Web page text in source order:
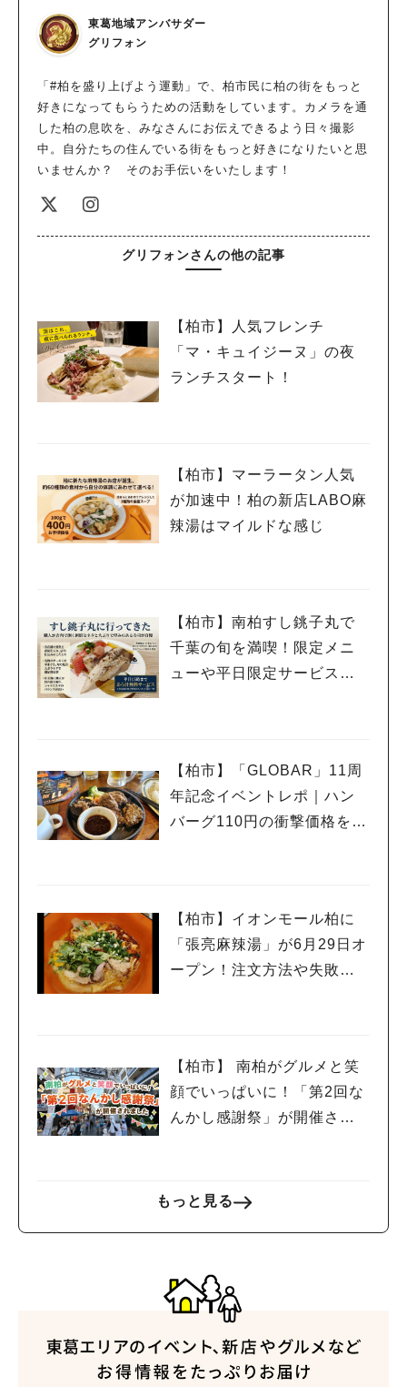
東葛地域アンバサダー
グリフォン
「#柏を盛り上げよう運動」で、柏市民に柏の街をもっと
好きになってもらうための活動をしています。カメラを通
した柏の息吹を、みなさんにお伝えできるよう日々撮影
中。自分たちの住んでいる街をもっと好きになりたいと思
いませんか？ そのお手伝いをいたします！
グリフォンさんの他の記事
【柏市】人気フレンチ
「マ・キュイジーヌ」の夜
ランチスタート！
【柏市】マーラータン人気
が加速中！柏の新店LABO麻
辣湯はマイルドな感じ
【柏市】南柏すし銚子丸で
千葉の旬を満喫！限定メニ
ューや平日限定サービスを
【柏市】「GLOBAR」11周
年記念イベントレポ｜ハン
バーグ110円の衝撃価格を体
【柏市】イオンモール柏に
「張亮麻辣湯」が6月29日オ
ープン！注文方法や失敗し
【柏市】 南柏がグルメと笑
顔でいっぱいに！「第2回な
んかし感謝祭」が開催され
もっと見る